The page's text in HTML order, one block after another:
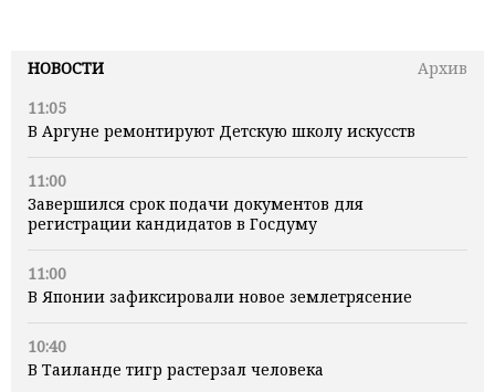
НОВОСТИ
Архив
11:05
В Аргуне ремонтируют Детскую школу искусств
11:00
Завершился срок подачи документов для
регистрации кандидатов в Госдуму
11:00
В Японии зафиксировали новое землетрясение
10:40
В Таиланде тигр растерзал человека